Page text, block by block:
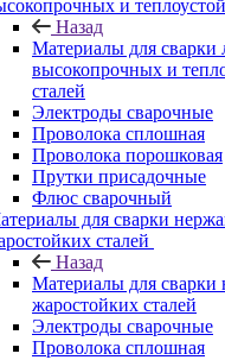
и
Назад
Материалы для сварки
высокопрочных и
сталей
Электроды сварочные
Проволока сплошная
Проволока порошковая
Прутки присадочные
Флюс сварочный
для сварки
сталей
Назад
Материалы для
жаростойких сталей
Электроды сварочные
Проволока сплошная